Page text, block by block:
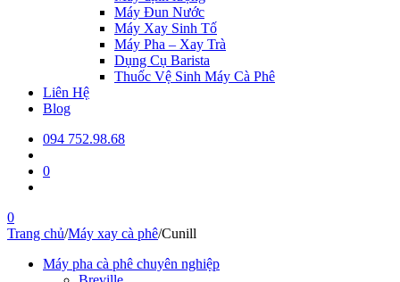
Máy Đun Nước
Máy Xay Sinh Tố
Máy Pha – Xay Trà
Dụng Cụ Barista
Thuốc Vệ Sinh Máy Cà Phê
Liên Hệ
Blog
094 752.98.68
0
0
Trang chủ/Máy xay cà phê/Cunill
Máy pha cà phê chuyên nghiệp